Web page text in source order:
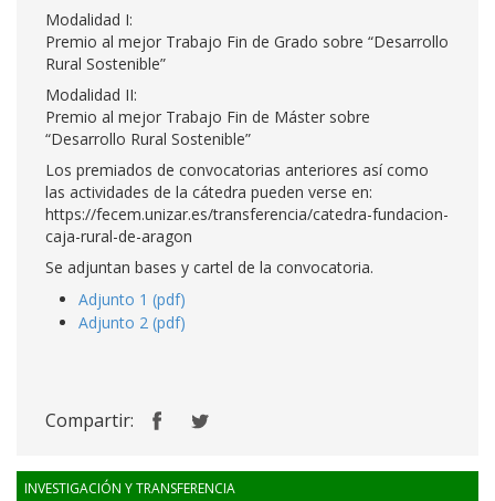
Modalidad I:
Premio al mejor Trabajo Fin de Grado sobre “Desarrollo
Rural Sostenible”
Modalidad II:
Premio al mejor Trabajo Fin de Máster sobre
“Desarrollo Rural Sostenible”
Los premiados de convocatorias anteriores así como
las actividades de la cátedra pueden verse en:
https://fecem.unizar.es/transferencia/catedra-fundacion-
caja-rural-de-aragon
Se adjuntan bases y cartel de la convocatoria.
Adjunto 1 (pdf)
Adjunto 2 (pdf)
Compartir:
INVESTIGACIÓN Y TRANSFERENCIA